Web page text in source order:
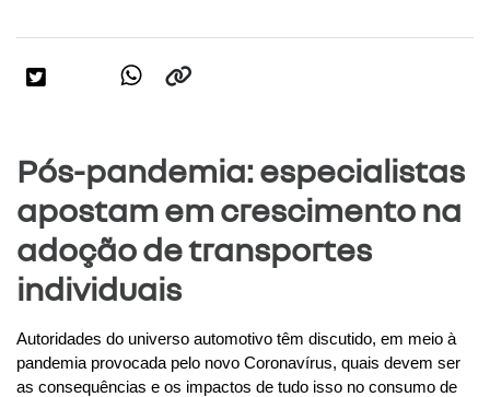
Pós-pandemia: especialistas
apostam em crescimento na
adoção de transportes
individuais
Autoridades do universo automotivo têm discutido, em meio à
pandemia provocada pelo novo Coronavírus, quais devem ser
as consequências e os impactos de tudo isso no consumo de